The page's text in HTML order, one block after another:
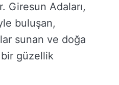
Giresun Adaları,
buluşan,
sunan ve doğa
güzellik